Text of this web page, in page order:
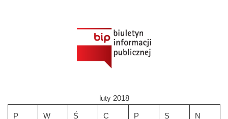
luty 2018
P W Ś C P S N